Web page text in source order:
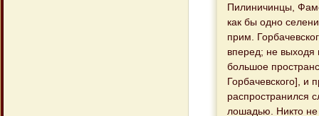
Пилиничинцы,
как бы одно
прим.
вперед; не выходя
большое
Горбачевского], и
распространился
лошадью. Никто не